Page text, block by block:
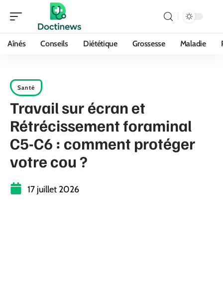
Aînés Conseils Diététique Grossesse Maladie
Santé
Travail sur écran et
Rétrécissement foraminal
C5-C6 : comment protéger
votre cou ?
17 juillet 2026